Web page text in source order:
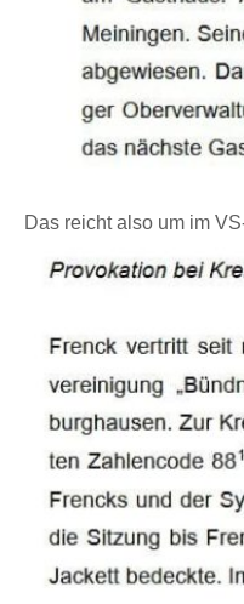
Das reicht also um im